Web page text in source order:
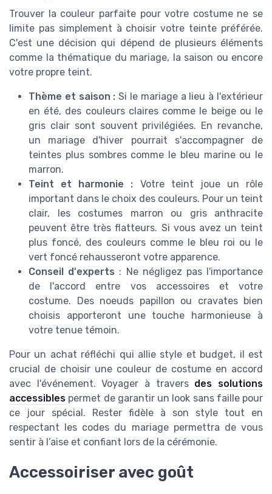
Trouver la couleur parfaite pour votre costume ne se
limite pas simplement à choisir votre teinte préférée.
C'est une décision qui dépend de plusieurs éléments
comme la thématique du mariage, la saison ou encore
votre propre teint.
Thème et saison : Si le mariage a lieu à l'extérieur
en été, des couleurs claires comme le beige ou le
gris clair sont souvent privilégiées. En revanche,
un mariage d'hiver pourrait s'accompagner de
teintes plus sombres comme le bleu marine ou le
marron.
Teint et harmonie : Votre teint joue un rôle
important dans le choix des couleurs. Pour un teint
clair, les costumes marron ou gris anthracite
peuvent être très flatteurs. Si vous avez un teint
plus foncé, des couleurs comme le bleu roi ou le
vert foncé rehausseront votre apparence.
Conseil d'experts : Ne négligez pas l'importance
de l'accord entre vos accessoires et votre
costume. Des noeuds papillon ou cravates bien
choisis apporteront une touche harmonieuse à
votre tenue témoin.
Pour un achat réfléchi qui allie style et budget, il est
crucial de choisir une couleur de costume en accord
avec l'événement. Voyager à travers des solutions
accessibles permet de garantir un look sans faille pour
ce jour spécial. Rester fidèle à son style tout en
respectant les codes du mariage permettra de vous
sentir à l’aise et confiant lors de la cérémonie.
Accessoiriser avec goût